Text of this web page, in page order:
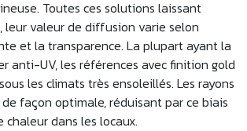
Toutes ces solutions laissant
leur valeur de diffusion varie selon
et la transparence. La plupart ayant la
anti-UV, les références avec finition gold
les climats très ensoleillés. Les rayons
façon optimale, réduisant par ce biais
chaleur dans les locaux.